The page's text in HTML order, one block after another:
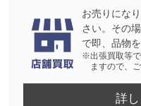
お売りにな
さい。その
で即、品物
※出張買取等
ますので、
詳